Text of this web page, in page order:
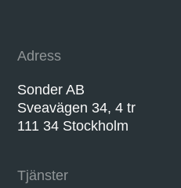
Adress
Sonder AB
Sveavägen 34, 4 tr
111 34 Stockholm
Tjänster